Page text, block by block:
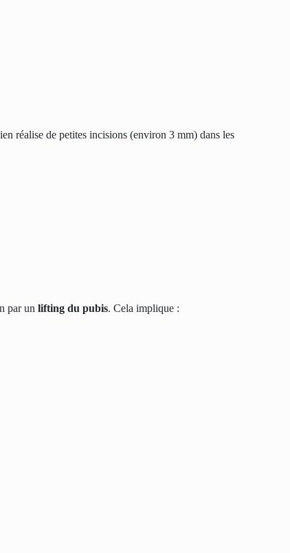
réalise de petites incisions (environ 3 mm) dans les
par unlifting du pubis. Cela implique :